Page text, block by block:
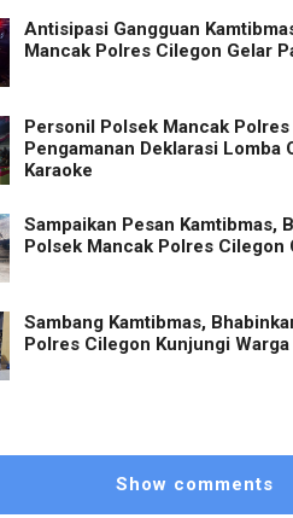
Antisipasi Gangguan
Mancak Polres Cilegon Gelar
Personil Polsek Mancak
Pengamanan Deklarasi Lomba
Karaoke
Sampaikan Pesan Kamtibmas,
Polsek Mancak Polres Cilegon
Sambang Kamtibmas,
Polres Cilegon Kunjungi Warga
Show comments